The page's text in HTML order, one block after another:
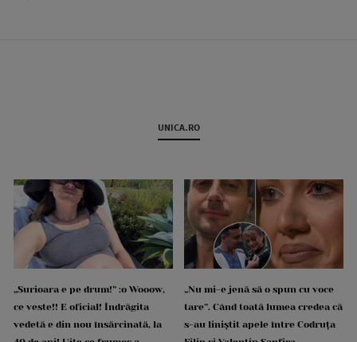
UNICA.RO
„Surioara e pe drum!” :o Wooow,
ce veste!! E oficial! Îndrăgita
vedetă e din nou însărcinată, la
„Nu mi-e jenă să o spun cu voce
tare”. Când toată lumea credea că
s-au liniștit apele între Codruța